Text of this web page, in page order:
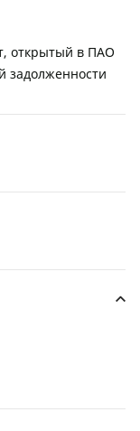
открытый в ПАО
задолженности